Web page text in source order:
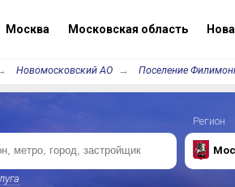
Москва Московская область
Новомосковский АО Поселение
Регион